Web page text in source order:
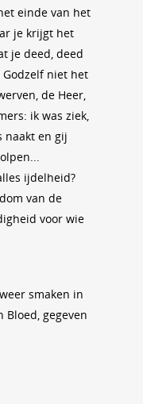
einde van het
je krijgt het
je deed, deed
niet het
de Heer,
ik was ziek,
naakt en gij
ijdelheid?
van de
voor wie
smaken in
Bloed, gegeven